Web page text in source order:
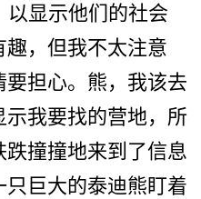
以显示他们的社­会
，但我不太注意
担心。熊，我该去
我要找的营地，所
撞撞地来­到了信息
巨大的泰迪熊盯着